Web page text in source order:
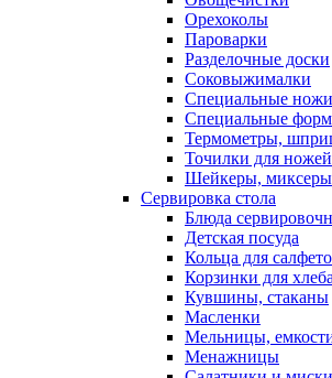
Орехоколы
Пароварки
Разделочные доски
Соковыжималки
Специальные ножи
Специальные
Термометры,
Точилки для ножей
Шейкеры, миксеры
Сервировка стола
Блюда
Детская посуда
Кольца для
Корзинки для хлеба
Кувшины, стаканы
Масленки
Мельницы,
Менажницы